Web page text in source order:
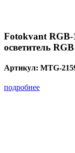
Fotokvant RGB-
осветитель
Артикул: MTG-
подробнее